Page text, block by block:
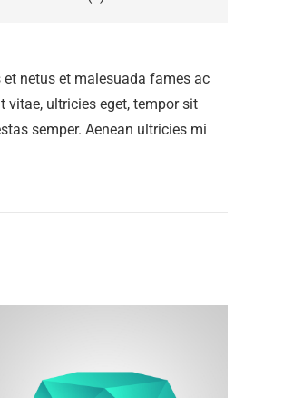
netus et malesuada fames ac
ultricies eget, tempor sit
semper. Aenean ultricies mi